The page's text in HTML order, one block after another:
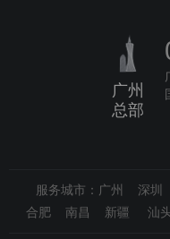
广州
总部
服务城市：广州
合肥 南昌 新疆 汕